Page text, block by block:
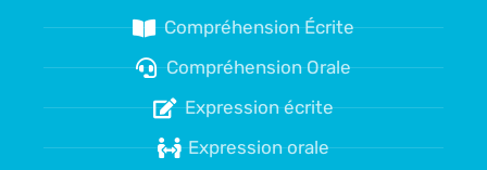
Compréhension Écrite
Compréhension Orale
Expression écrite
Expression orale